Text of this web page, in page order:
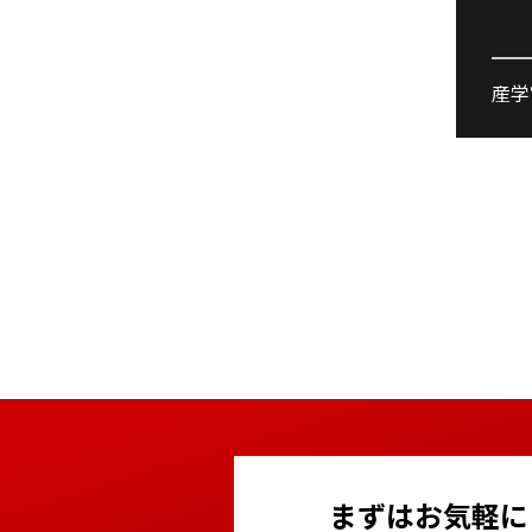
産
まずはお気軽